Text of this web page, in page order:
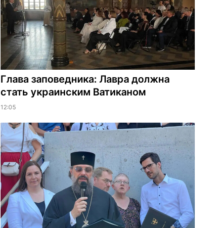
Глава заповедника: Лавра должна
стать украинским Ватиканом
12:05